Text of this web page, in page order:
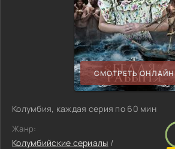
СМОТРЕТЬ ОНЛАЙН
Колумбия, каждая серия по 60 мин
Жанр:
Колумбийские сериалы /